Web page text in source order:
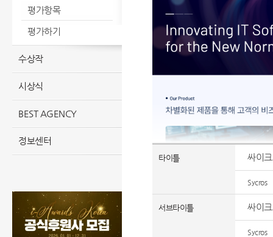
타이틀 싸이
Sycros
서브타이틀 싸이
Sycros
평가항목
평가하기
수상작
시상식
BEST AGENCY
정보센터